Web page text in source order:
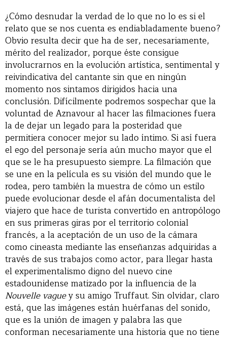
¿Cómo desnudar la verdad de lo que no lo es si el
relato que se nos cuenta es endiabladamente bueno?
Obvio resulta decir que ha de ser, necesariamente,
mérito del realizador, porque éste consigue
involucrarnos en la evolución artística, sentimental y
reivindicativa del cantante sin que en ningún
momento nos sintamos dirigidos hacia una
conclusión. Difícilmente podremos sospechar que la
voluntad de Aznavour al hacer las filmaciones fuera
la de dejar un legado para la posteridad que
permitiera conocer mejor su lado íntimo. Si así fuera
el ego del personaje sería aún mucho mayor que el
que se le ha presupuesto siempre. La filmación que
se une en la película es su visión del mundo que le
rodea, pero también la muestra de cómo un estilo
puede evolucionar desde el afán documentalista del
viajero que hace de turista convertido en antropólogo
en sus primeras giras por el territorio colonial
francés, a la aceptación de un uso de la cámara
como cineasta mediante las enseñanzas adquiridas a
través de sus trabajos como actor, para llegar hasta
el experimentalismo digno del nuevo cine
estadounidense matizado por la influencia de la
Nouvelle vaguey su amigo Truffaut. Sin olvidar, claro
está, que las imágenes están huérfanas del sonido,
que es la unión de imagen y palabra las que
conforman necesariamente una historia que no tiene